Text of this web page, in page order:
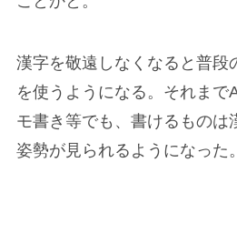
漢字を敬遠しなくなると普段
を使うようになる。それまで
モ書き等でも、書けるものは
姿勢が見られるようになった。